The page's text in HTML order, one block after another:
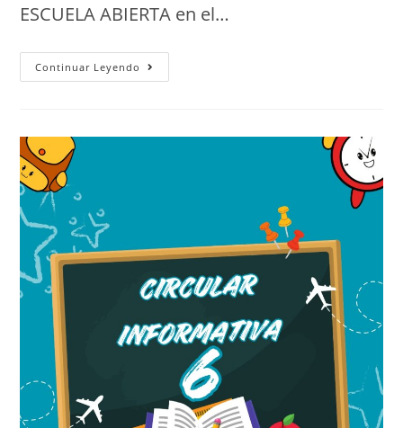
ESCUELA ABIERTA en el…
Continuar Leyendo